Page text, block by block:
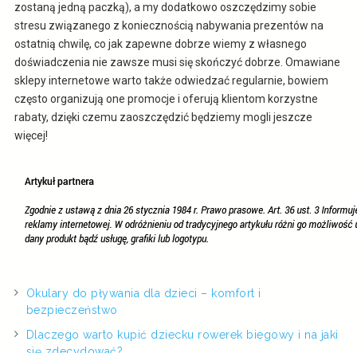
zostaną jedną paczką), a my dodatkowo oszczędzimy sobie
stresu związanego z koniecznością nabywania prezentów na
ostatnią chwilę, co jak zapewne dobrze wiemy z własnego
doświadczenia nie zawsze musi się skończyć dobrze. Omawiane
sklepy internetowe warto także odwiedzać regularnie, bowiem
często organizują one promocje i oferują klientom korzystne
rabaty, dzięki czemu zaoszczędzić będziemy mogli jeszcze
więcej!
Okulary do pływania dla dzieci – komfort i
bezpieczeństwo
Dlaczego warto kupić dziecku rowerek biegowy i na jaki